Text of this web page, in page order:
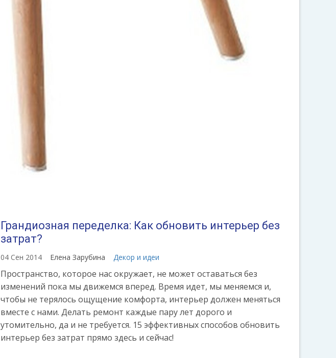
Грандиозная переделка: Как обновить интерьер без
затрат?
04 Сен 2014 Елена Зарубина Декор и идеи
Пространство, которое нас окружает, не может оставаться без
изменений пока мы движемся вперед. Время идет, мы меняемся и,
чтобы не терялось ощущение комфорта, интерьер должен меняться
вместе с нами. Делать ремонт каждые пару лет дорого и
утомительно, да и не требуется. 15 эффективных способов обновить
интерьер без затрат прямо здесь и сейчас!